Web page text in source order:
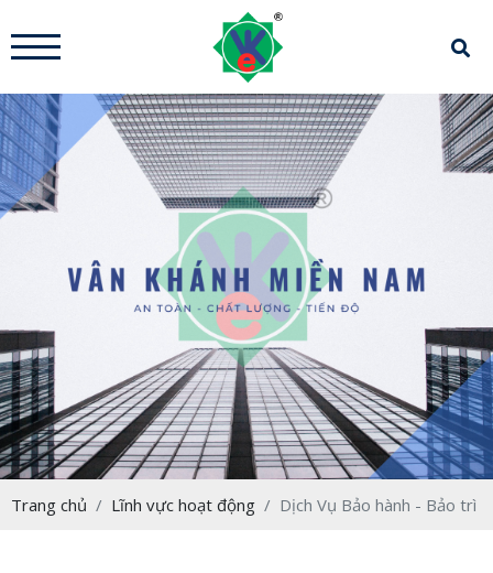
Trang chủ Lĩnh vực hoạt động Dịch Vụ Bảo hành - Bảo trì